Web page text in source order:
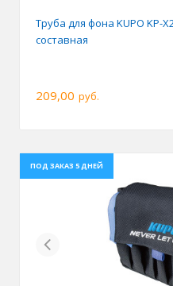
Труба для фона KUPO KP-
составная
209,00 руб.
ПОД ЗАКАЗ 5 ДНЕЙ
Previous